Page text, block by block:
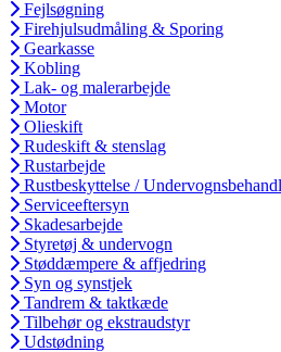
Fejlsøgning
Firehjulsudmåling & Sporing
Gearkasse
Kobling
Lak- og malerarbejde
Motor
Olieskift
Rudeskift & stenslag
Rustarbejde
Rustbeskyttelse /
Serviceeftersyn
Skadesarbejde
Styretøj & undervogn
Støddæmpere & affjedring
Syn og synstjek
Tandrem & taktkæde
Tilbehør og ekstraudstyr
Udstødning